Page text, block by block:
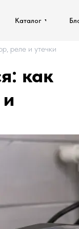
Каталог
Каталог
реле и утечки
как